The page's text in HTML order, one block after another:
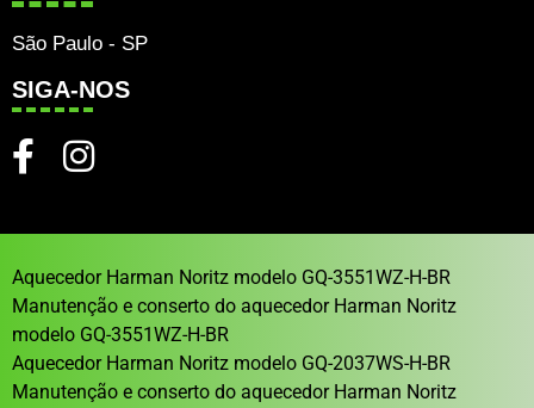
São Paulo - SP
SIGA-NOS
Aquecedor Harman Noritz modelo GQ-3551WZ-H-BR
Manutenção e conserto do aquecedor Harman Noritz
modelo GQ-3551WZ-H-BR
Aquecedor Harman Noritz modelo GQ-2037WS-H-BR
Manutenção e conserto do aquecedor Harman Noritz